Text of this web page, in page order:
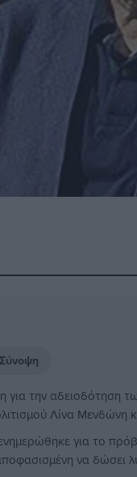
για την αδειοδότηση
Λίνα Μενδώνη
για το
να δώσει